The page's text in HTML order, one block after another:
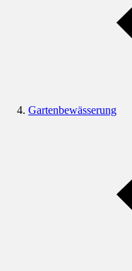
Gartenbewässerung